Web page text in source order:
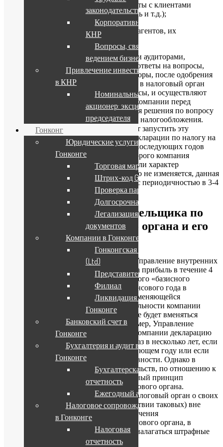
4. Каким образом производились расчеты с клиентами
(аккредитивная форма расчетов, вексель и т.д.);
5. Копии договоров с каждым из контрагентов, их
наименования (имена), адреса.
Наша компания совместно с клиентом и аудиторами,
обслуживающими компанию, готовит ответы на вопросы,
задаваемые налоговым органом. Аудиторы, после одобрения
клиентом данных ответов, направляют в налоговый орган
письмо, разъясняющее поднятые вопросы, и осуществляют
дальнейшее представление интересов компании перед
налоговым органом вплоть до принятия решения по вопросу
об освобождении доходов компании от налогообложения.
Управление внутренних доходов может запустить эту
процедуру первый раз после подачи декларации по налогу на
прибыль за первый год или в один из последующих годов
деятельности компании, в течение которого компания
получила прибыль. В последующем, если характер
деятельности компании принципиально не изменяется, данная
процедура повторяется не ежегодно, а с периодичностью в 3-4
Обязанности налогоплательщика по
уведомлению налогового органа и его
ответственность
Налогоплательщик обязан уведомить Управление внутренних
доходов Гонконга о внесении налога на прибыль в течение 4
месяцев после окончания так называемого «базисного
period
– синоним финансового года в
профессиональной терминологии, применяющейся
налоговым органом Гонконга). В деятельности компании
могут возникнуть ситуации, когда ей не будет вменяться
обязанность по уплате налогов. Например, Управление
внутренних доходов может высылать компании декларацию
по налогу на прибыль не ежегодно, а раз в несколько лет, если
у компании были убытки в предшествующем году или если
она еще не приступила к деловой активности. Однако в
независимости от каких-либо обстоятельств, по отношению к
налогоплательщикам применяется единый принцип
ответственности за уведомление налогового органа.
Налогоплательщик обязан известить налоговый орган о своих
налогооблагаемых доходах (или отсутствии таковых) вне
зависимости от получения или не получения
соответствующего требования от налогового органа, в
противном случае на компанию будут налагаться штрафные
законодательство КНР
Корпоративное право
КНР
Вопросы, связанные с
ведением бизнеса в КНР
Привлечение инвестиций
в КНР
Номинальный
акционер: эксцесс зиц-
председателя
Гонконг
Юридические услуги в
Гонконге
Торговая марка
Штрих-код GS1
Проверка партнера
Долгосрочная виза
Легализация
документов
Компании в Гонконге
Гонконгская компания
(Ltd)
Представительство
Филиал
Ликвидация компании в
Гонконге
Банковский счет в
Гонконге
Бухгалтерия и аудит в
Гонконге
Бухгалтерская
отчетность
Ежегодный аудит
Налоговое сопровождение
в Гонконге
Налоговая
отчетность